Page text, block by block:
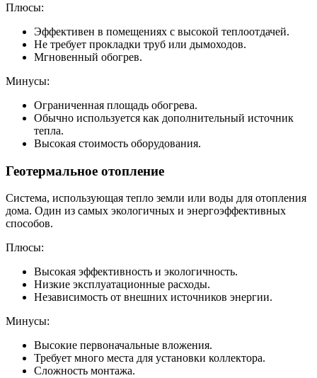
Плюсы:
Эффективен в помещениях с высокой теплоотдачей.
Не требует прокладки труб или дымоходов.
Мгновенный обогрев.
Минусы:
Ограниченная площадь обогрева.
Обычно используется как дополнительный источник
тепла.
Высокая стоимость оборудования.
Геотермальное отопление
Система, использующая тепло земли или воды для отопления
дома. Один из самых экологичных и энергоэффективных
способов.
Плюсы:
Высокая эффективность и экологичность.
Низкие эксплуатационные расходы.
Независимость от внешних источников энергии.
Минусы:
Высокие первоначальные вложения.
Требует много места для установки коллектора.
Сложность монтажа.